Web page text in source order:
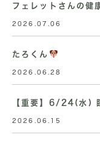
フェレットさんの健
2026.07.06
たろくん
2026.06.28
【重要】6/24(水)
2026.06.15